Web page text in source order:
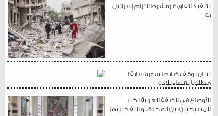
لتنفيذ اتفاق غزة شرط التزام إسرائيل
به
لبنان يوقف ضابطا سوريا سابقا
مطلوبا لقضاء بلاده
الأوضاع في الضفة الغربية تخيّر
المسيحيين بين الهجرة.. أو التفكير بها